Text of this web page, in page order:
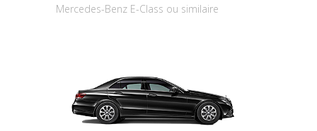
Mercedes-Benz E-Class ou similaire